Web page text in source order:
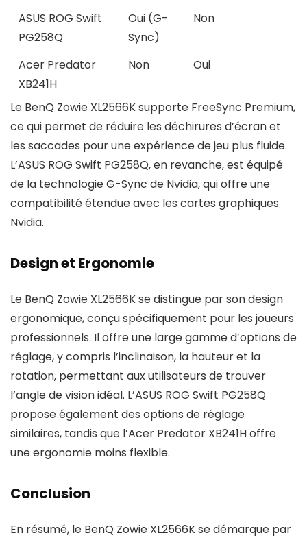
ASUS ROG Swift
PG258Q
Oui (G-
Sync)
Non
Acer Predator
XB241H
Non Oui
Le BenQ Zowie XL2566K supporte FreeSync Premium,
ce qui permet de réduire les déchirures d’écran et
les saccades pour une expérience de jeu plus fluide.
L’ASUS ROG Swift PG258Q, en revanche, est équipé
de la technologie G-Sync de Nvidia, qui offre une
compatibilité étendue avec les cartes graphiques
Nvidia.
Design et Ergonomie
Le BenQ Zowie XL2566K se distingue par son design
ergonomique, conçu spécifiquement pour les joueurs
professionnels. Il offre une large gamme d’options de
réglage, y compris l’inclinaison, la hauteur et la
rotation, permettant aux utilisateurs de trouver
l’angle de vision idéal. L’ASUS ROG Swift PG258Q
propose également des options de réglage
similaires, tandis que l’Acer Predator XB241H offre
une ergonomie moins flexible.
Conclusion
En résumé, le BenQ Zowie XL2566K se démarque par